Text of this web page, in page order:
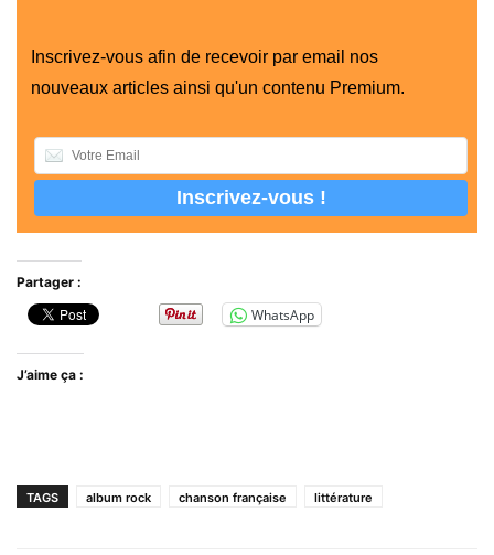
Inscrivez-vous afin de recevoir par email nos
nouveaux articles ainsi qu'un contenu Premium.
Partager :
WhatsApp
J’aime ça :
TAGS album rock chanson française littérature